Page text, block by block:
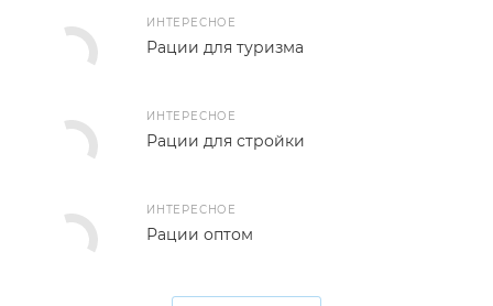
ИНТЕРЕСНОЕ
Рации для туризма
ИНТЕРЕСНОЕ
Рации для стройки
ИНТЕРЕСНОЕ
Рации оптом